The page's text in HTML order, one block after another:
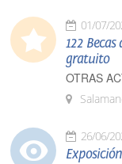
01/07/
122
gratuito
OTRAS
26/06/